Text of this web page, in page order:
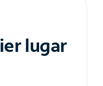
lugar